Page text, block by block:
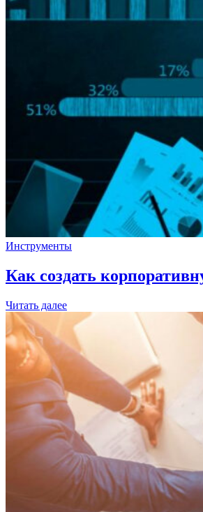
Инструменты
Как создать
Читать далее